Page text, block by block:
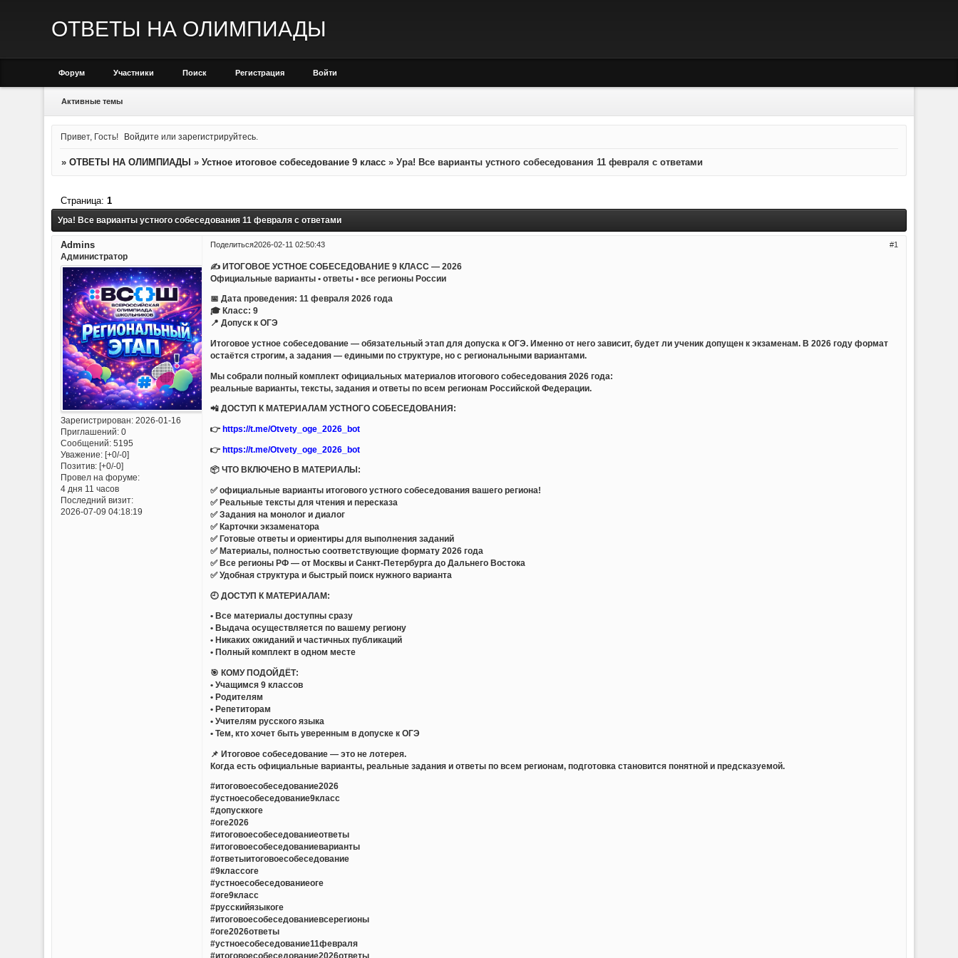
ОТВЕТЫ НА ОЛИМПИАДЫ
Форум Участники Поиск Регистрация Войти
Активные темы
Привет, Гость! Войдите илизарегистрируйтесь
» ОТВЕТЫ НА ОЛИМПИАДЫ » Устное итоговое собеседование 9 класс » Ура! Все варианты устного собеседования 11 февраля с ответами
Ура! Все варианты устного собеседования 11 февраля с ответами
Страница: 1
Поделиться 1
2026-02-11 02:50:43
Admins
Администратор
Зарегистрирован: 2026-01-16
Приглашений:0
Сообщений:5195
Уважение: [+0/-0]
Позитив: [+0/-0]
Провел на форуме:
4 дня 11 часов
Последний визит:
2026-07-09 04:18:19
✍ ИТОГОВОЕ УСТНОЕ СОБЕСЕДОВАНИЕ 9 КЛАСС — 2026
Официальные варианты • ответы • все регионы России
📅 Дата проведения: 11 февраля 2026 года
🎓 Класс: 9
📍 Допуск к ОГЭ
Итоговое устное собеседование — обязательный этап для допуска к ОГЭ. Именно от него зависит, будет ли ученик допущен к экзаменам. В 2026 году формат
остаётся строгим, а задания — едиными по структуре, но с региональными вариантами.
Мы собрали полный комплект официальных материалов итогового собеседования 2026 года:
реальные варианты, тексты, задания и ответы по всем регионам Российской Федерации.
📲 ДОСТУП К МАТЕРИАЛАМ УСТНОГО СОБЕСЕДОВАНИЯ:
👉https://t.me/Otvety_oge_2026_bot
👉https://t.me/Otvety_oge_2026_bot
📦 ЧТО ВКЛЮЧЕНО В МАТЕРИАЛЫ:
✅ официальные варианты итогового устного собеседования вашего региона!
✅ Реальные тексты для чтения и пересказа
✅ Задания на монолог и диалог
✅ Карточки экзаменатора
✅ Готовые ответы и ориентиры для выполнения заданий
✅ Материалы, полностью соответствующие формату 2026 года
✅ Все регионы РФ — от Москвы и Санкт-Петербурга до Дальнего Востока
✅ Удобная структура и быстрый поиск нужного варианта
🕘 ДОСТУП К МАТЕРИАЛАМ:
• Все материалы доступны сразу
• Выдача осуществляется по вашему региону
• Никаких ожиданий и частичных публикаций
• Полный комплект в одном месте
🎯 КОМУ ПОДОЙДЁТ:
• Учащимся 9 классов
• Родителям
• Репетиторам
• Учителям русского языка
• Тем, кто хочет быть уверенным в допуске к ОГЭ
📌 Итоговое собеседование — это не лотерея.
Когда есть официальные варианты, реальные задания и ответы по всем регионам, подготовка становится понятной и предсказуемой.
#итоговоесобеседование2026
#устноесобеседование9класс
#допусккоге
#оге2026
#итоговоесобеседованиеответы
#итоговоесобеседованиеварианты
#ответыитоговоесобеседование
#9классоге
#устноесобеседованиеоге
#оге9класс
#русскийязыкоге
#итоговоесобеседованиевсерегионы
#оге2026ответы
#устноесобеседование11февраля
#итоговоесобеседование2026ответы